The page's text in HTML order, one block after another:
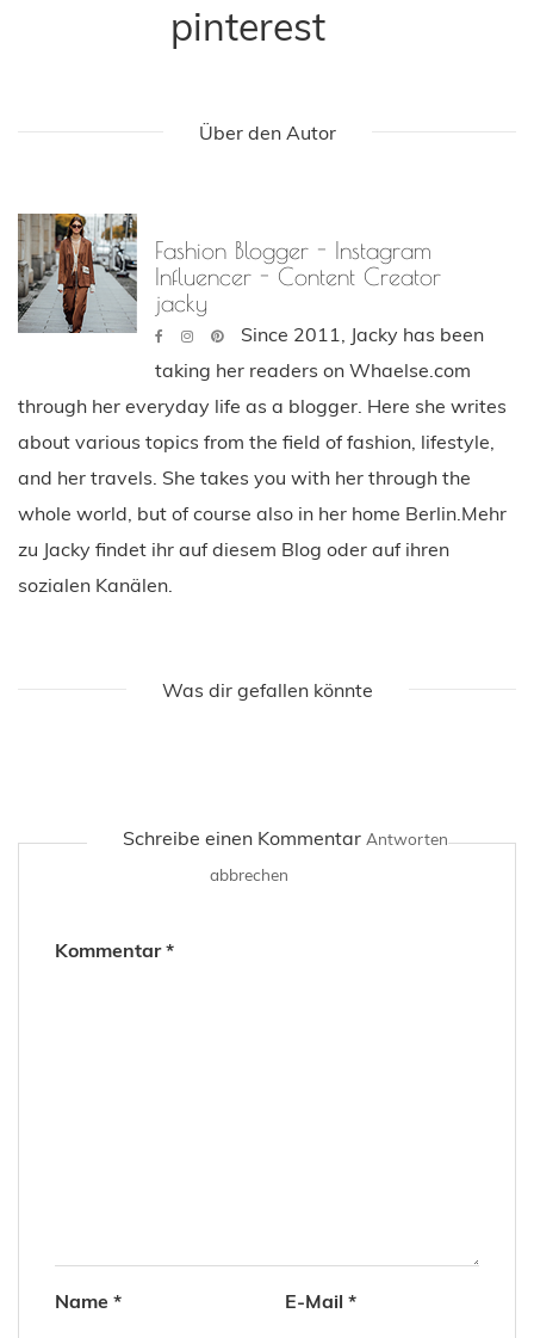
pinterest
Über den Autor
Fashion Blogger - Instagram
Influencer - Content Creator
jacky
Since 2011, Jacky has been
taking her readers on Whaelse.com
through her everyday life as a blogger. Here she writes
about various topics from the field of fashion, lifestyle,
and her travels. She takes you with her through the
whole world, but of course also in her home Berlin.Mehr
zu Jacky findet ihr auf diesem Blog oder auf ihren
sozialen Kanälen.
Was dir gefallen könnte
Schreibe einen Kommentar Antworten
abbrechen
Kommentar*
Name * E-Mail *